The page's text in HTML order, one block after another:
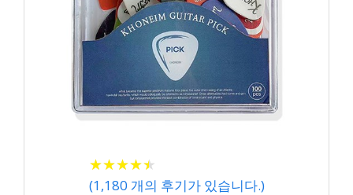
★★★★★
★★★★★
(1,180 개의 후기가 있습니다.)